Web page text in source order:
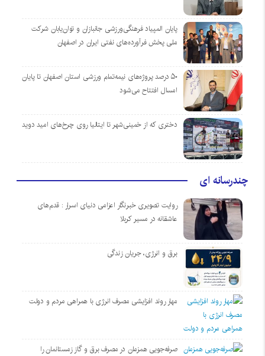
پایان المپیاد فرهنگی‌ورزشی جانبازان و توان‌یابان شرکت
ملی پخش فرآورده‌های نفتی ایران در اصفهان
۵۰ درصد پروژه‌های نیمه‌تمام ورزشی استان اصفهان تا پایان
امسال افتتاح می‌شود
دختری که از خمینی‌شهر تا ایتالیا روی چرخ‌های امید دوید
چندرسانه ای
روایت تصویری خبرنگار اعزامی دنیای اسرار : قدم‌های
عاشقانه در مسیر کربلا
برق و انرژی، جریان زندگی
مهار روند افزایشی مصرف انرژی با همراهی مردم و دولت
صرفه‌جویی همزمان در مصرف برق و گاز زمستانمان را